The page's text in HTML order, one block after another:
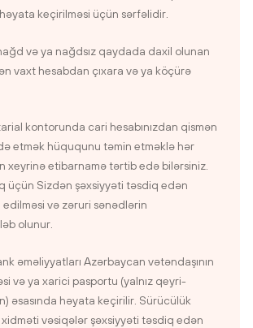
keçirilməsi üçün sərfəlidir.
və ya nağdsız qaydada daxil olunan
vaxt hesabdan çıxara və ya köçürə
kontorunda cari hesabınızdan qismən
etmək hüququnu təmin etməklə hər
xeyrinə etibarnamə tərtib edə bilərsiniz.
üçün Sizdən şəxsiyyəti təsdiq edən
və zəruri sənədlərin
olunur.
əməliyyatları Azərbaycan vətəndaşının
və ya xarici pasportu (yalnız qeyri-
əsasında həyata keçirilir. Sürücülük
vəsiqələr şəxsiyyəti təsdiq edən